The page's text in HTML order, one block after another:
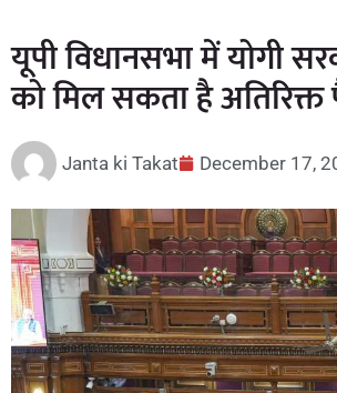
यूपी विधानसभा में योगी
को मिल सकता है अतिरिक्त
Janta ki Takat December 17,